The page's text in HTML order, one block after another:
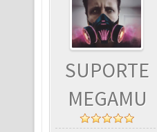
SUPORTE
MEGAMU